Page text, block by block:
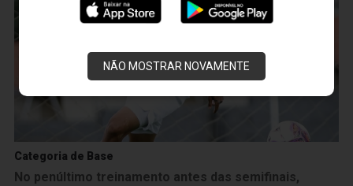
NÃO MOSTRAR NOVAMENTE
Categoria de Base
No penúltimo treinamento antes das semifinais,